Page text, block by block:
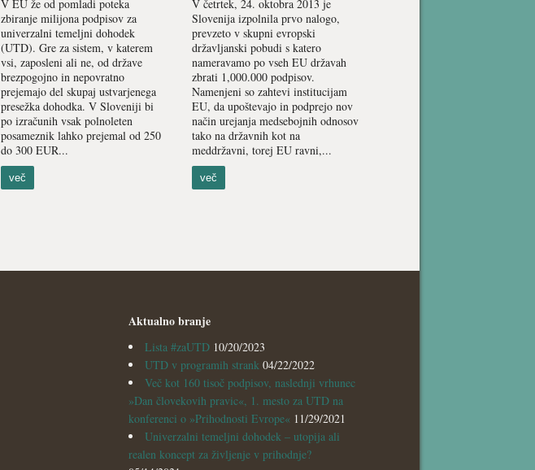
V EU že od pomladi poteka
zbiranje milijona podpisov za
univerzalni temeljni dohodek
(UTD). Gre za sistem, v katerem
vsi, zaposleni ali ne, od države
brezpogojno in nepovratno
prejemajo del skupaj ustvarjenega
presežka dohodka. V Sloveniji bi
po izračunih vsak polnoleten
posameznik lahko prejemal od 250
do 300 EUR...
več
V četrtek, 24. oktobra 2013 je
Slovenija izpolnila prvo nalogo,
prevzeto v skupni evropski
državljanski pobudi s katero
nameravamo po vseh EU državah
zbrati 1,000.000 podpisov.
Namenjeni so zahtevi institucijam
EU, da upoštevajo in podprejo nov
način urejanja medsebojnih odnosov
tako na državnih kot na
meddržavni, torej EU ravni,...
več
Aktualno branje
Lista #zaUTD 10/20/2023
UTD v programih strank 04/22/2022
Več kot 160 tisoč podpisov, naslednji vrhunec
»Dan človekovih pravic«, 1. mesto za UTD na
konferenci o »Prihodnosti Evrope« 11/29/2021
Univerzalni temeljni dohodek – utopija ali
realen koncept za življenje v prihodnje?